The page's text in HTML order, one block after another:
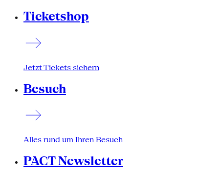
Ticketshop
Jetzt Tickets sichern
Besuch
Alles rund um Ihren Besuch
PACT Newsletter